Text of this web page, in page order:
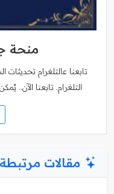
منحة
تابعنا عالتلغرام
التلغرام. تابعنا الآن..
مقالات مرتبطة